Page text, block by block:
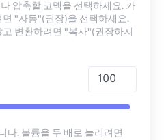
압축할 코덱을 선택하세요. 가
"자동"(권장)을 선택하세요.
변환하려면 "복사"(권장하지
다. 볼륨을 두 배로 늘리려면